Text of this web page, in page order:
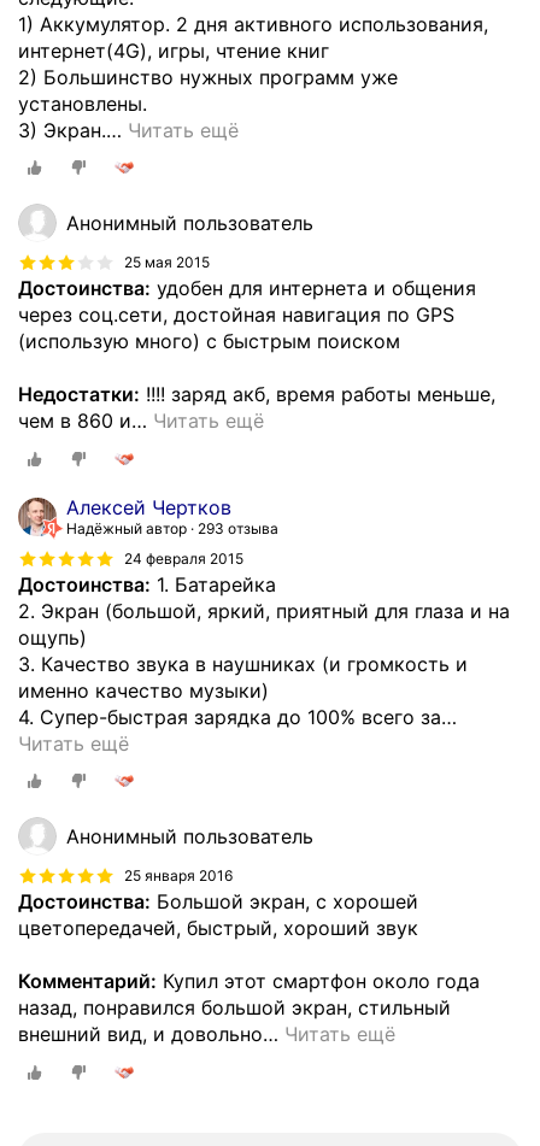
1) Аккумулятор. 2 дня активного использования,
интернет(4G), игры, чтение книг
2) Большинство нужных программ уже
установлены.
3) Экран.… Читать ещё
Анонимный пользователь
25 мая 2015
Достоинства: удобен для интернета и общения
через соц.сети, достойная навигация по GPS
(использую много) с быстрым поиском
Недостатки: !!!! заряд акб, время работы меньше,
чем в 860 и… Читать ещё
Алексей Чертков
Надёжный автор
293 отзыва
24 февраля 2015
Достоинства: 1. Батарейка
2. Экран (большой, яркий, приятный для глаза и на
ощупь)
3. Качество звука в наушниках (и громкость и
именно качество музыки)
4. Супер-быстрая зарядка до 100% всего за…
Читать ещё
Анонимный пользователь
25 января 2016
Достоинства: Большой экран, с хорошей
цветопередачей, быстрый, хороший звук
Комментарий: Купил этот смартфон около года
назад, понравился большой экран, стильный
внешний вид, и довольно… Читать ещё